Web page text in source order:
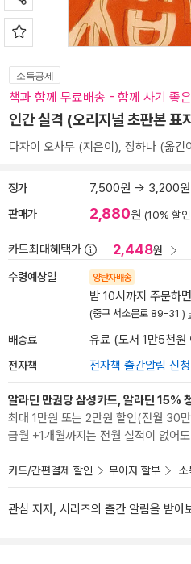
소득공제
책과 함께 무료배송 - 함께 사기 좋
인간 실격 (오리지널 초판본 표
다자이 오사무 (지은이), 장하나 (옮긴
정가 7,500원 → 3,200
판매가 2,880원 (10% 할
카드최대혜택가 2,448원
수령예상일 양탄자배송
밤 10시까지 주문하
(중구 서소문로 89-31 )
배송료 유료 (도서 1만5천원
전자책 전자책 출간알림 신청
알라딘 만권당 삼성카드, 알라딘 15%
최대 1만원 또는 2만원 할인(전월 30
급월 +1개월까지는 전월 실적이 없어
카드/간편결제 할인 무이자 할부 소
관심 저자, 시리즈의 출간 알림을 받아